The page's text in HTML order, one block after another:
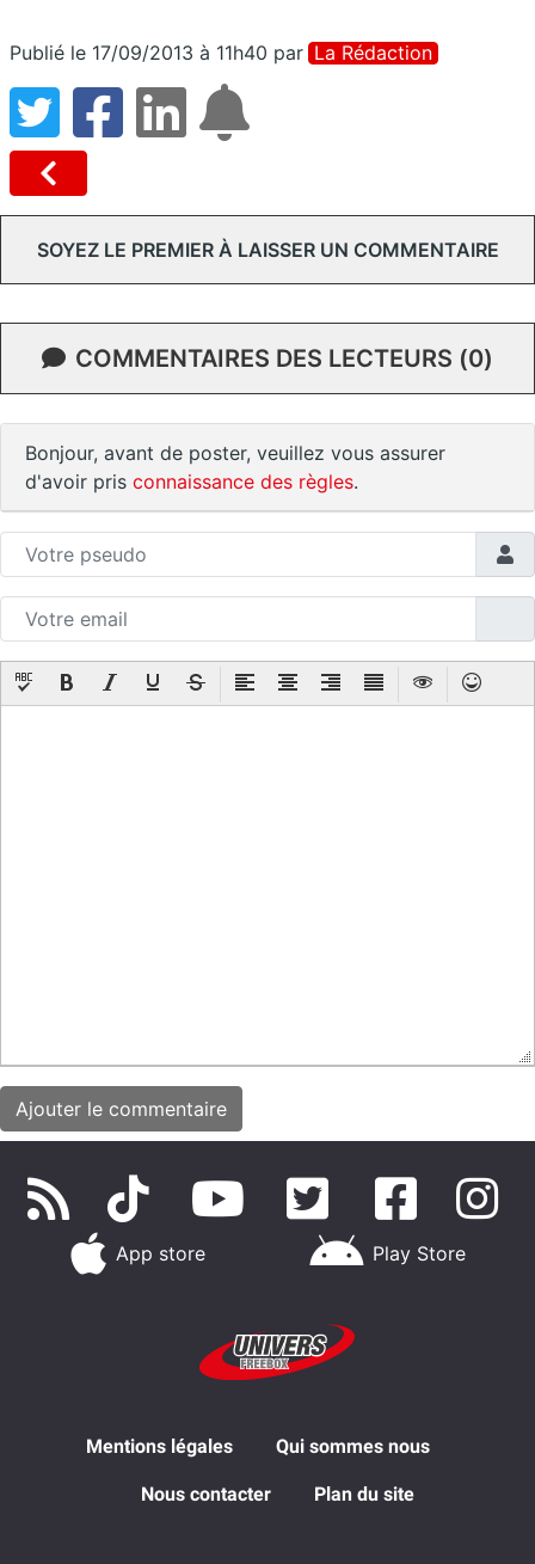
Publié le 17/09/2013 à 11h40 par La Rédaction
SOYEZ LE PREMIER À LAISSER UN COMMENTAIRE
COMMENTAIRES DES LECTEURS (0)
Bonjour, avant de poster, veuillez vous assurer
d'avoir pris connaissance des règles.
App store Play Store
Mentions légales Qui sommes nous
Nous contacter Plan du site